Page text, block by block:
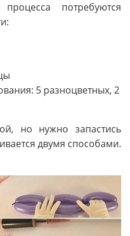
потребуются
5 разноцветных, 2
но нужно запастись
двумя способами.